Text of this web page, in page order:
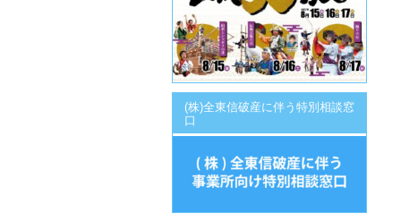
(株)全東信破産に伴う特別相談窓
口